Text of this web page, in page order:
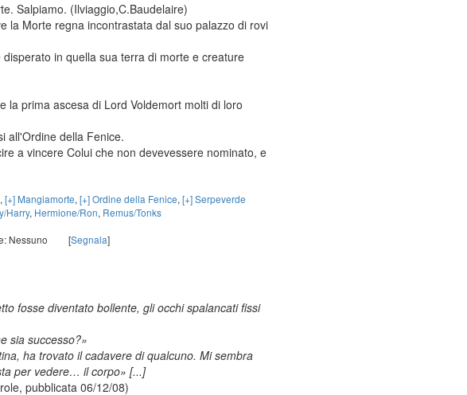
Salpiamo. (Ilviaggio,C.Baudelaire)
la Morte regna incontrastata dal suo palazzo di rovi
in quella sua terra di morte e creature
la prima ascesa di Lord Voldemort molti di loro
all'Ordine della Fenice.
a vincere Colui che non devevessere nominato, e
, [+] Mangiamorte, [+] Ordine della Fenice, [+] Serpeverde
Harry, Hermione/Ron, Remus/Tonks
Nessuno [Segnala]
fosse diventato bollente, gli occhi spalancati fissi
sia successo?»
ha trovato il cadavere di qualcuno. Mi sembra
per vedere… il corpo» [...]
pubblicata 06/12/08)